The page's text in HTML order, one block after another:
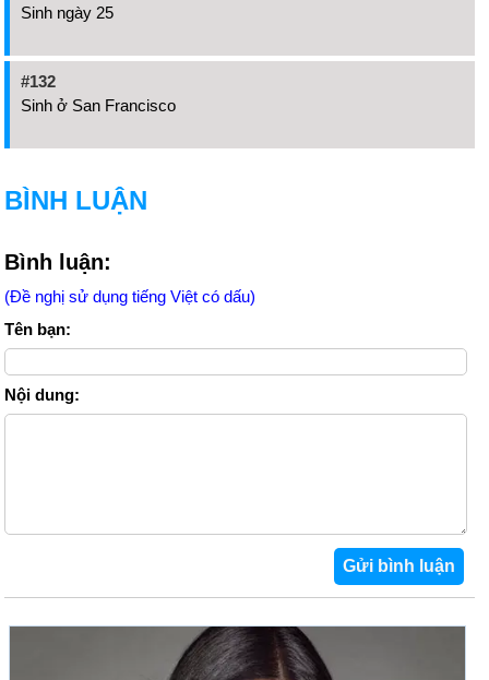
Sinh ngày 25
#132
Sinh ở San Francisco
BÌNH LUẬN
Bình luận:
(Đề nghị sử dụng tiếng Việt có dấu)
Tên bạn:
Nội dung: